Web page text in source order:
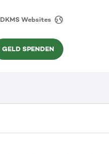
DKMS Websites
GELD SPENDEN